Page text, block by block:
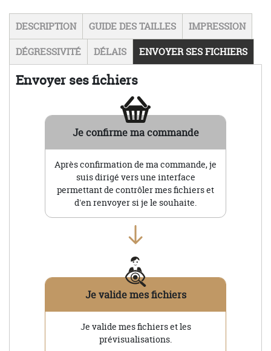
DESCRIPTION GUIDE DES TAILLES
IMPRESSION
DÉGRESSIVITÉ
DÉLAIS ENVOYER SES FICHIERS
Envoyer ses fichiers
Je confirme ma commande
Après confirmation de ma commande, je
suis dirigé vers une interface
permettant de contrôler mes fichiers et
d'en renvoyer si je le souhaite.
Je valide mes fichiers
Je valide mes fichiers et les
prévisualisations.